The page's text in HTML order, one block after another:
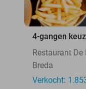
4-gangen
Restaurant De
Breda
Verkocht: